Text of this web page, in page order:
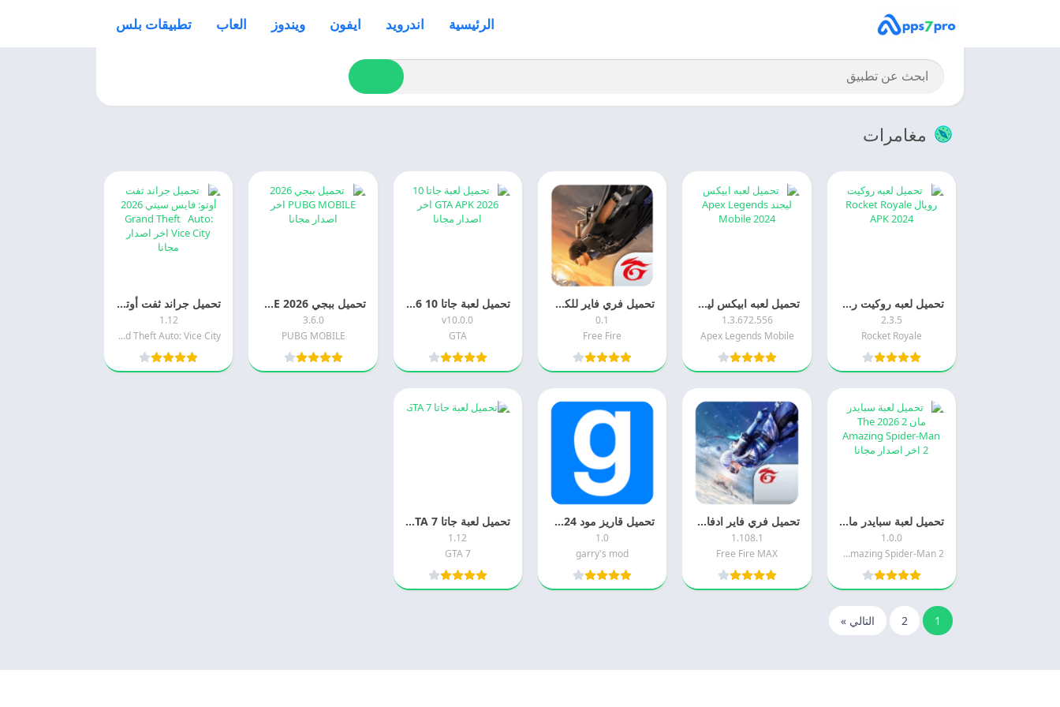
الرئيسية اندرويد ايفون ويندوز العاب تطبيقات بلس
مغامرات
تحميل لعبه روكيت رويال Rocket Royale 2025 اخر اصدار مجانا
2.3.5
Rocket Royale
تحميل لعبه ابيكس ليجند 2026 Apex Legends Mobile APK اخر اصدار مجانا
1.3.672.556
Apex Legends Mobile
تحميل فري فاير للكمبيوتر 2026 Free Fire اخر اصدار مجانا
0.1
Free Fire
تحميل لعبة جاتا 10 2026 GTA APK اخر اصدار مجانا
v10.0.0
GTA
تحميل ببجي 2026 PUBG MOBILE اخر اصدار مجانا
3.6.0
PUBG MOBILE
تحميل جراند ثفت أوتو: فايس سيتي 2026 Grand Theft Auto: Vice City اخر اصدار مجانا
1.12
Grand Theft Auto: Vice City
تحميل لعبة سبايدر مان 2 2026 The Amazing Spider-Man 2 اخر اصدار مجانا
1.0.0
2 The Amazing Spider-Man
تحميل فري فاير ادفانس 2026 Free Fire Advance اخر اصدار مجانا
1.108.1
Free Fire MAX
تحميل قاريز مود 2024 Garry’s Mod التحديث الاخير
1.0
garry's mod
تحميل لعبة جاتا 7 GTA للكمبيوتر 2025 مجانا
1.12
7 GTA
1
2 التالي »